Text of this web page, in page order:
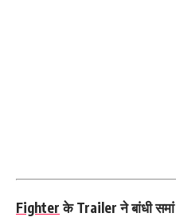
Fighterके Trailer ने बांधी समां